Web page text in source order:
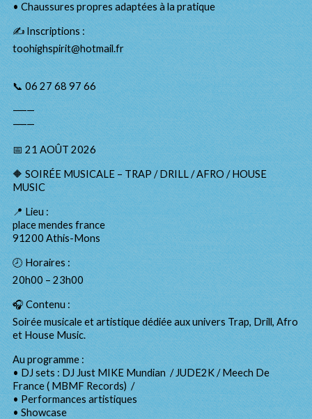
• Chaussures propres adaptées à la pratique
✍️ Inscriptions :
toohighspirit@hotmail.fr
📞 06 27 68 97 66
⸻
⸻
📅 21 AOÛT 2026
🔶 SOIRÉE MUSICALE – TRAP / DRILL / AFRO / HOUSE
MUSIC
📍 Lieu :
place mendes france
91200 Athis-Mons
🕗 Horaires :
20h00 – 23h00
🎧 Contenu :
Soirée musicale et artistique dédiée aux univers Trap, Drill, Afro
et House Music.
Au programme :
• DJ sets : DJ Just MIKE Mundian / JUDE2K / Meech De
France ( MBMF Records) /
• Performances artistiques
• Showcase